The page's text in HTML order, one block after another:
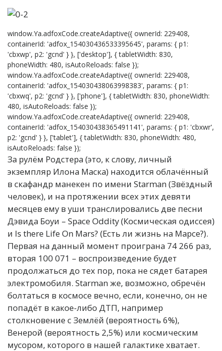
window.Ya.adfoxCode.createAdaptive({ ownerId: 229408,
containerId: 'adfox_154030436533395645', params: { p1:
'cbxwp', p2: 'gcnd' } }, ['desktop'], { tabletWidth: 830,
phoneWidth: 480, isAutoReloads: false });
window.Ya.adfoxCode.createAdaptive({ ownerId: 229408,
containerId: 'adfox_154030438063998383', params: { p1:
'cbxwq', p2: 'gcnd' } }, ['phone'], { tabletWidth: 830, phoneWidth:
480, isAutoReloads: false });
window.Ya.adfoxCode.createAdaptive({ ownerId: 229408,
containerId: 'adfox_154030438365491141', params: { p1: 'cbxwr',
p2: 'gcnd' } }, ['tablet'], { tabletWidth: 830, phoneWidth: 480,
isAutoReloads: false });
За рулём Родстера (это, к слову, личный
экземпляр Илона Маска) находится облачённый
в скафандр манекен по имени Starman (Звёздный
человек), и на протяжении всех этих девяти
месяцев ему в уши транслировались две песни
Дэвида Боуи – Space Oddity (Космическая одиссея)
и Is there Life On Mars? (Есть ли жизнь на Марсе?).
Первая на данный момент проиграна 74 266 раз,
вторая 100 071 – воспроизведение будет
продолжаться до тех пор, пока не сядет батарея
электромобиля. Starman же, возможно, обречён
болтаться в космосе вечно, если, конечно, он не
попадёт в какое-либо ДТП, например
столкновение с Землёй (вероятность 6%),
Венерой (вероятность 2,5%) или космическим
мусором, которого в нашей галактике хватает.